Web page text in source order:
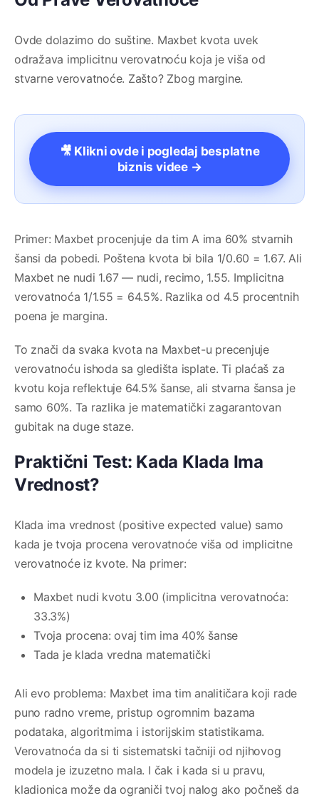
Ovde dolazimo do suštine. Maxbet kvota uvek
odražava implicitnu verovatnoću koja je viša od
stvarne verovatnoće. Zašto? Zbog margine.
🎥 Klikni ovde i pogledaj besplatne
biznis videe →
Primer: Maxbet procenjuje da tim A ima 60% stvarnih
šansi da pobedi. Poštena kvota bi bila 1/0.60 = 1.67. Ali
Maxbet ne nudi 1.67 — nudi, recimo, 1.55. Implicitna
verovatnoća 1/1.55 = 64.5%. Razlika od 4.5 procentnih
poena je margina.
To znači da svaka kvota na Maxbet-u precenjuje
verovatnoću ishoda sa gledišta isplate. Ti plaćaš za
kvotu koja reflektuje 64.5% šanse, ali stvarna šansa je
samo 60%. Ta razlika je matematički zagarantovan
gubitak na duge staze.
Praktični Test: Kada Klada Ima
Vrednost?
Klada ima vrednost (positive expected value) samo
kada je tvoja procena verovatnoće viša od implicitne
verovatnoće iz kvote. Na primer:
Maxbet nudi kvotu 3.00 (implicitna verovatnoća:
33.3%)
Tvoja procena: ovaj tim ima 40% šanse
Tada je klada vredna matematički
Ali evo problema: Maxbet ima tim analitičara koji rade
puno radno vreme, pristup ogromnim bazama
podataka, algoritmima i istorijskim statistikama.
Verovatnoća da si ti sistematski tačniji od njihovog
modela je izuzetno mala. I čak i kada si u pravu,
kladionica može da ograniči tvoj nalog ako počneš da